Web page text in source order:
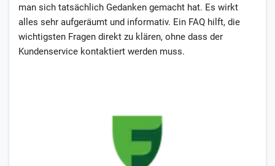
man sich tatsächlich Gedanken gemacht hat. Es wirkt
alles sehr aufgeräumt und informativ. Ein FAQ hilft, die
wichtigsten Fragen direkt zu klären, ohne dass der
Kundenservice kontaktiert werden muss.